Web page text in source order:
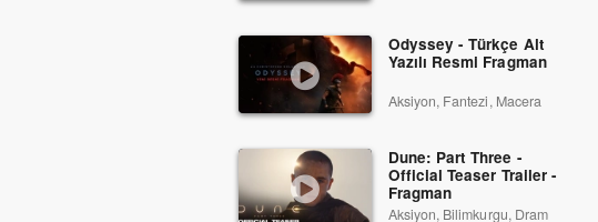
Odyssey - Türkçe Alt
Yazılı Resmi Fragman
Aksiyon, Fantezi, Macera
Dune: Part Three -
Official Teaser Trailer -
Fragman
Aksiyon, Bilimkurgu, Dram